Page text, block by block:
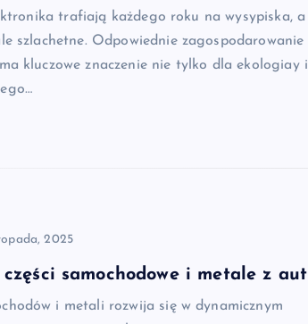
trafiają każdego roku na wysypiska, a
szlachetne. Odpowiednie zagospodarowanie
kluczowe znaczenie nie tylko dla ekologiay i
2025
samochodowe i metale z aut
i metali rozwija się w dynamicznym